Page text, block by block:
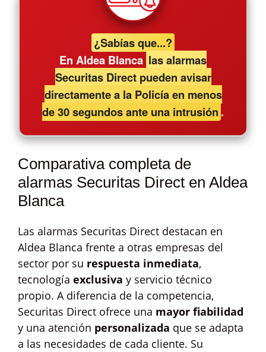
¿Sabías que...?
En Aldea Blanca las alarmas
Securitas Direct pueden avisar
directamente a la Policía en menos
de 30 segundos ante una intrusión .
Comparativa completa de
alarmas Securitas Direct en Aldea
Blanca
Las alarmas Securitas Direct destacan en
Aldea Blanca frente a otras empresas del
sector por su respuesta inmediata,
tecnología exclusiva y servicio técnico
propio. A diferencia de la competencia,
Securitas Direct ofrece una mayor fiabilidad
y una atención personalizada que se adapta
a las necesidades de cada cliente. Su